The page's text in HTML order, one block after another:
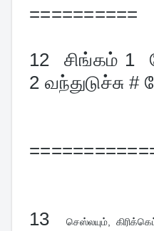
==========
12 சிங்கம் 1
2 வந்துடுச்சு
13
செஸ்லயும்,